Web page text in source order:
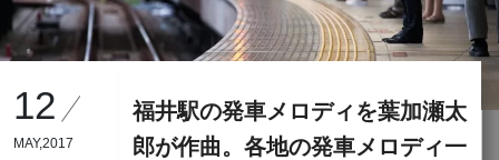
12
MAY,2017
福井駅の発車メロディを葉加瀬太
郎が作曲。各地の発車メロディ一